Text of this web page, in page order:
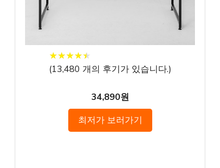
★★★★★
★★★★★
(13,480 개의 후기가 있습니다.)
34,890원
최저가 보러가기